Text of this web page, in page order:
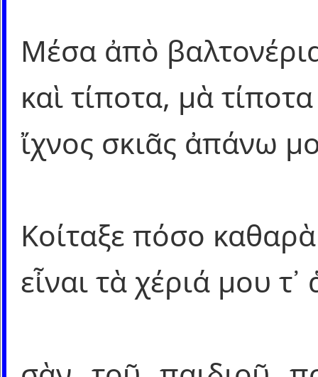
Μέσα ἀπὸ
καὶ τίποτα, μὰ
ἴχνος σκιᾶς ἀπάνω
Κοίταξε πόσο καθαρὰ
εἶναι τὰ χέριά μου